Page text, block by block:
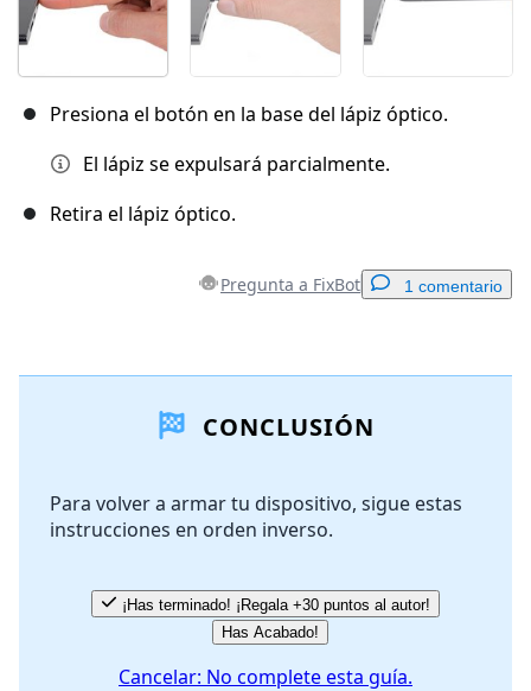
Presiona el botón en la base del lápiz óptico.
El lápiz se expulsará parcialmente.
Retira el lápiz óptico.
Pregunta a FixBot 1 comentario
Agregar Comentario
Cancelar
CONCLUSIÓN
Para volver a armar tu dispositivo, sigue estas
instrucciones en orden inverso.
¡Has terminado! ¡Regala +30 puntos al autor!
Has Acabado!
Cancelar: No complete esta guía.